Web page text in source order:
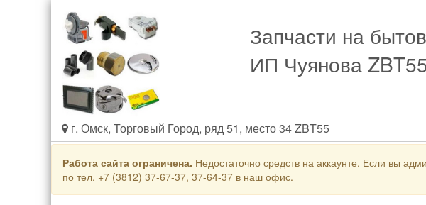
г. Омск, Торговый Город, ряд 51, место 34 ZBT55
Запчасти на
ИП Чуянова
Работа сайта ограничена. Недостаточно средств на аккаунте. Если вы
по тел. +7 (3812) 37-67-37, 37-64-37 в наш офис.